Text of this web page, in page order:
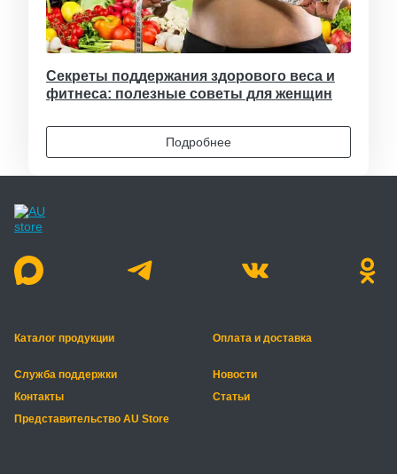
Секреты поддержания здорового веса и
фитнеса: полезные советы для женщин
Подробнее
Каталог продукции Оплата и доставка
Служба поддержки
Новости
Контакты
Статьи
Представительство AU Store